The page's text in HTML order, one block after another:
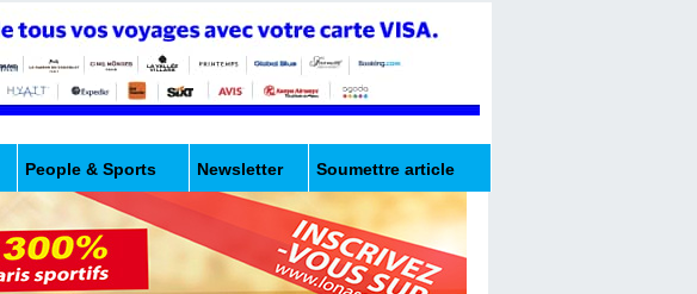
People & Sports Newsletter Soumettre article